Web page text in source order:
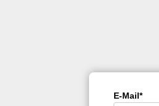
E-Mail*